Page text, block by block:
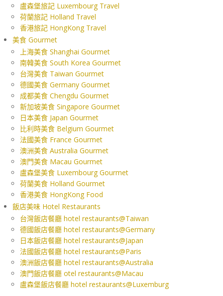
盧森堡旅記 Luxembourg Travel
荷蘭旅記 Holland Travel
香港旅記 HongKong Travel
美食 Gourmet
上海美食 Shanghai Gourmet
南韓美食 South Korea Gourmet
台灣美食 Taiwan Gourmet
德國美食 Germany Gourmet
成都美食 Chengdu Gourmet
新加坡美食 Singapore Gourmet
日本美食 Japan Gourmet
比利時美食 Belgium Gourmet
法國美食 France Gourmet
澳洲美食 Australia Gourmet
澳門美食 Macau Gourmet
盧森堡美食 Luxembourg Gourmet
荷蘭美食 Holland Gourmet
香港美食 HongKong Food
飯店美味 Hotel Restaurants
台灣飯店餐廳 hotel restaurants@Taiwan
德國飯店餐廳 hotel restaurants@Germany
日本飯店餐廳 hotel restaurants@Japan
法國飯店餐廳 hotel restaurants@Paris
澳洲飯店餐廳 hotel restaurants@Australia
澳門飯店餐廳 otel restaurants@Macau
盧森堡飯店餐廳 hotel restaurants@Luxemburg